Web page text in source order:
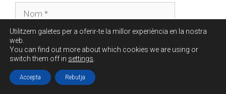
Utilitzem galetes per a oferir-te la millor experiència en la nostra
web.
You can find out more about which cookies we are using or
switch them off in settings
Accepta Rebutja